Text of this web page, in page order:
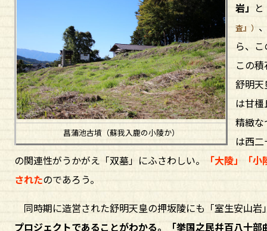
菖蒲池古墳（蘇我入鹿の小陵か）
岩」 と
査』）
ら、
この
舒明
は甘
精緻
は西
の関連性がうかがえ「双墓」にふさわしい。
「大陵」「
されたのであろう。
同時期に造営された舒明天皇の押坂陵にも「室生安山
プロジェクトであることがわかる。「挙国之民幷百八十